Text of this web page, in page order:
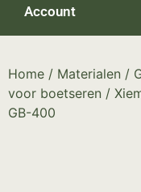
Account
Home / Materialen /
voor boetseren /
GB-400